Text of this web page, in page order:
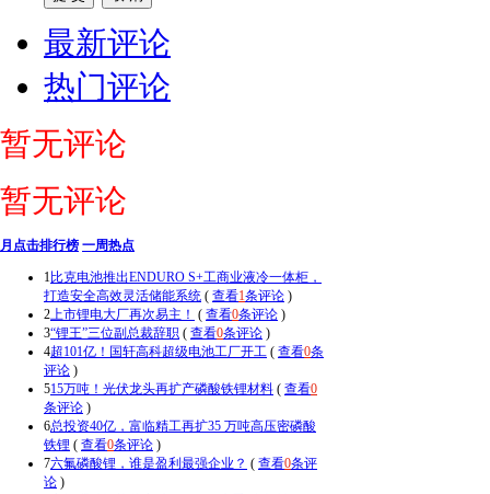
最新评论
热门评论
暂无评论
暂无评论
月点击排行榜 一周热点
1比克电池推出ENDURO S+工商业液冷一体柜，
打造安全高效灵活储能系统 ( 查看1条评论 )
2上市锂电大厂再次易主！ ( 查看0条评论 )
3“锂王”三位副总裁辞职 ( 查看0条评论 )
4超101亿！国轩高科超级电池工厂开工 ( 查看0条
评论 )
515万吨！光伏龙头再扩产磷酸铁锂材料 ( 查看0
条评论 )
6总投资40亿，富临精工再扩35 万吨高压密磷酸
铁锂 ( 查看0条评论 )
7六氟磷酸锂，谁是盈利最强企业？ ( 查看0条评
论 )